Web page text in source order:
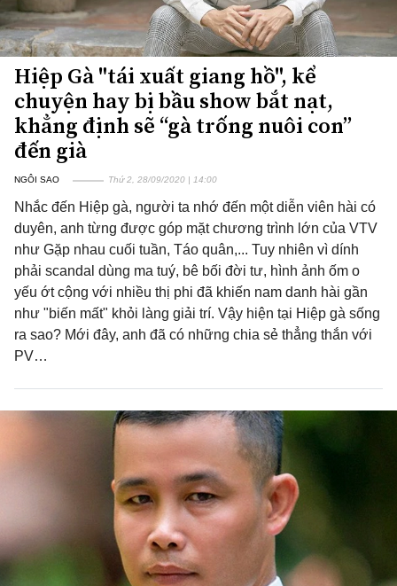
Hiệp Gà "tái xuất giang hồ", kể
chuyện hay bị bầu show bắt nạt,
khẳng định sẽ “gà trống nuôi con”
đến già
NGÔI SAO Thứ 2, 28/09/2020 | 14:00
Nhắc đến Hiệp gà, người ta nhớ đến một diễn viên hài có
duyên, anh từng được góp mặt chương trình lớn của VTV
như Gặp nhau cuối tuần, Táo quân,... Tuy nhiên vì dính
phải scandal dùng ma tuý, bê bối đời tư, hình ảnh ốm o
yếu ớt cộng với nhiều thị phi đã khiến nam danh hài gần
như "biến mất" khỏi làng giải trí. Vậy hiện tại Hiệp gà sống
ra sao? Mới đây, anh đã có những chia sẻ thẳng thắn với
PV…